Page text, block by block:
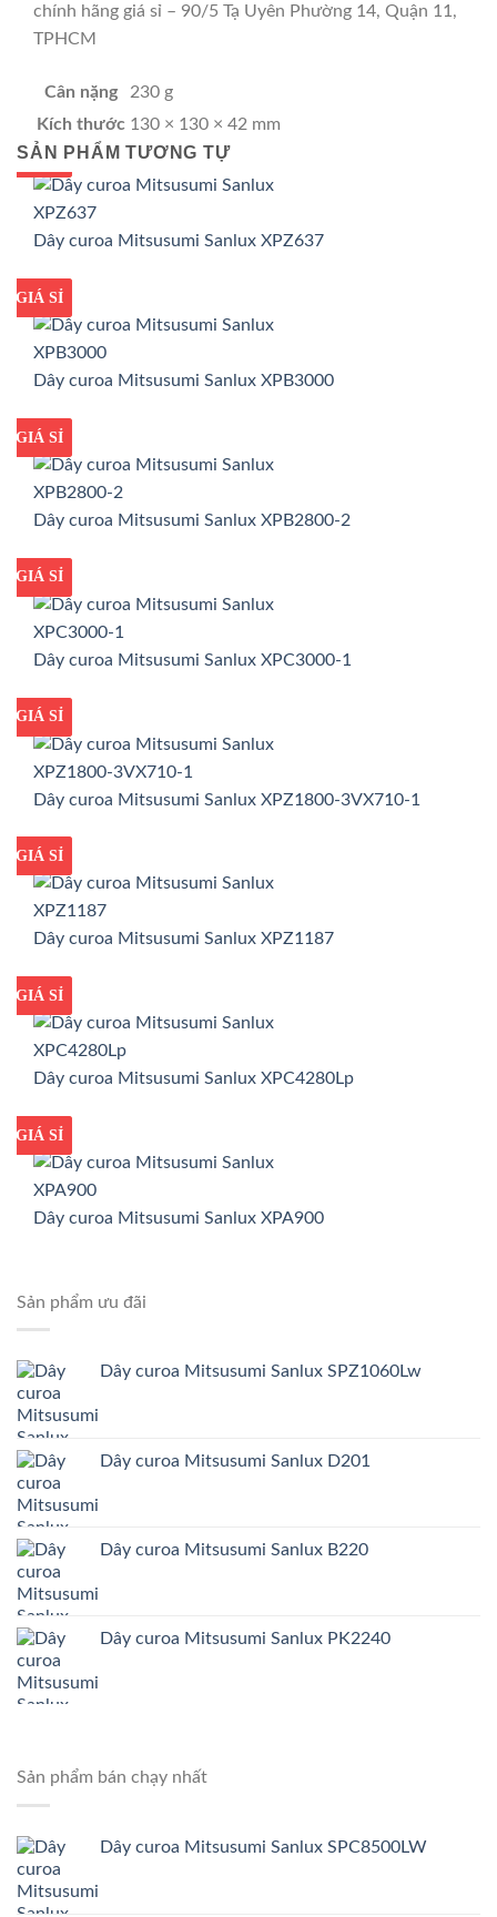
chính hãng giá sỉ – 90/5 Tạ Uyên Phường 14, Quận 11,
TPHCM
Cân nặng
230 g
Kích thước 130 × 130 × 42 mm
SẢN PHẨM TƯƠNG TỰ
GIÁ TỐT
GIÁ SỈ
Dây curoa Mitsusumi Sanlux XPZ637
GIÁ TỐT
GIÁ SỈ
Dây curoa Mitsusumi Sanlux XPB3000
GIÁ TỐT
GIÁ SỈ
Dây curoa Mitsusumi Sanlux XPB2800-2
GIÁ TỐT
GIÁ SỈ
Dây curoa Mitsusumi Sanlux XPC3000-1
GIÁ TỐT
GIÁ SỈ
Dây curoa Mitsusumi Sanlux XPZ1800-3VX710-1
GIÁ TỐT
GIÁ SỈ
Dây curoa Mitsusumi Sanlux XPZ1187
GIÁ TỐT
GIÁ SỈ
Dây curoa Mitsusumi Sanlux XPC4280Lp
GIÁ TỐT
GIÁ SỈ
Dây curoa Mitsusumi Sanlux XPA900
Sản phẩm ưu đãi
Dây curoa Mitsusumi Sanlux SPZ1060Lw
Dây curoa Mitsusumi Sanlux D201
Dây curoa Mitsusumi Sanlux B220
Dây curoa Mitsusumi Sanlux PK2240
Sản phẩm bán chạy nhất
Dây curoa Mitsusumi Sanlux SPC8500LW